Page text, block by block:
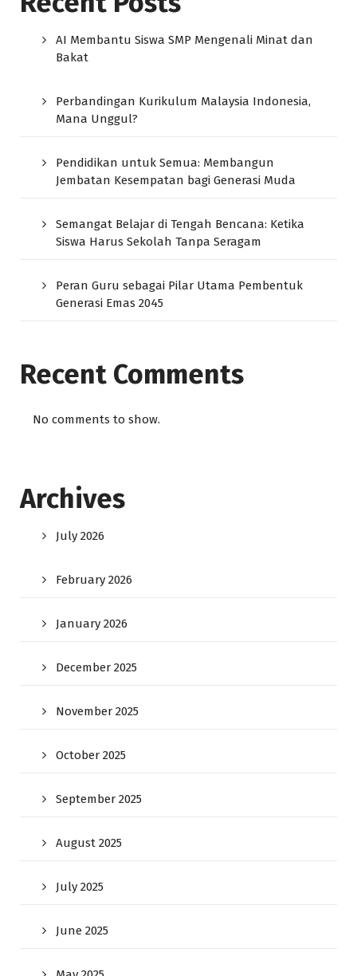
AI Membantu Siswa SMP Mengenali Minat dan
Bakat
Perbandingan Kurikulum Malaysia Indonesia,
Mana Unggul?
Pendidikan untuk Semua: Membangun
Jembatan Kesempatan bagi Generasi Muda
Semangat Belajar di Tengah Bencana: Ketika
Siswa Harus Sekolah Tanpa Seragam
Peran Guru sebagai Pilar Utama Pembentuk
Generasi Emas 2045
Recent Comments
No comments to show.
Archives
July 2026
February 2026
January 2026
December 2025
November 2025
October 2025
September 2025
August 2025
July 2025
June 2025